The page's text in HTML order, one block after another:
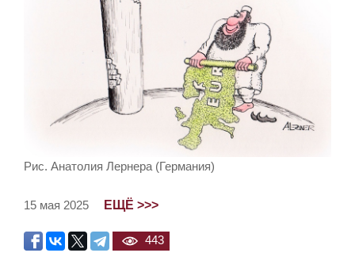
Рис. Анатолия Лернера (Германия)
15 мая 2025 ЕЩЁ >>>
443